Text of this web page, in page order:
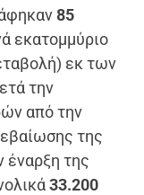
85
εκατομμύριο
εκ των
την
από την
της
έναρξη της
33.200